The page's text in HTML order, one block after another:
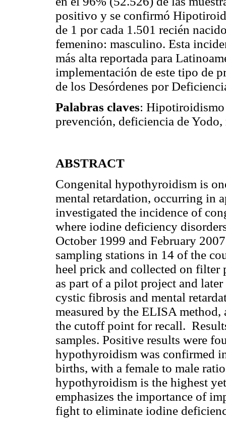
positivo y se confirmó
de 1 por cada 1.501 recién
femenino: masculino. Esta
más alta reportada para
implementación de este tipo de
de los Desórdenes por
Palabras claves:
prevención, deficiencia de Yodo,
ABSTRACT
Congenital hypothyroidism is
mental retardation, occurring in
investigated the incidence of
where iodine deficiency
October 1999 and February
sampling stations in 14 of the
heel prick and collected on filter
as part of a pilot project and
cystic fibrosis and mental
measured by the ELISA
the cutoff point for recall.
samples. Positive results were
hypothyroidism was confirmed
births, with a female to male
hypothyroidism is the highest
emphasizes the importance of
fight to eliminate iodine